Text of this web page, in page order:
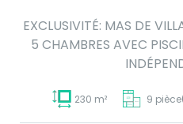
EXCLUSIVITÉ: MAS DE
5 CHAMBRES AVEC
230 m² 9